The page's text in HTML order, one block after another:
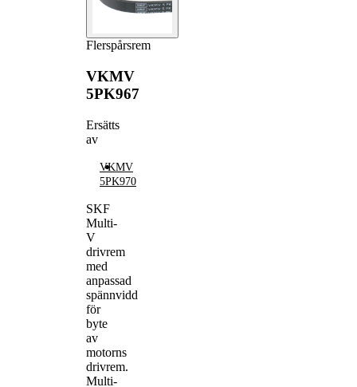
Flerspårsrem
VKMV
5PK967
Ersätts
av
VKMV
5PK970
SKF
Multi-
V
drivrem
med
anpassad
spännvidd
för
byte
av
motorns
drivrem.
Multi-